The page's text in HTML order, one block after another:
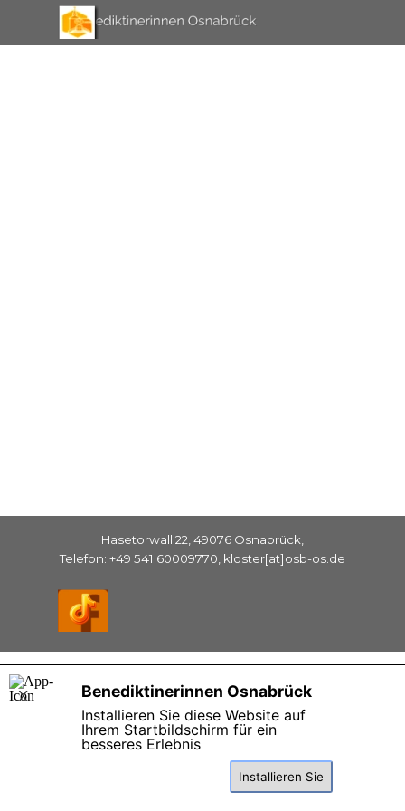
Direkt zum Seiteninhalt
Menü überspringen
Hasetorwall 22, 49076 Osnabrück,
Telefon: +49 541 60009770, kloster[at]osb-os.de
Benediktinerinnen Osnabrück
Installieren Sie diese Website auf
Ihrem Startbildschirm für ein
besseres Erlebnis
Installieren Sie
X